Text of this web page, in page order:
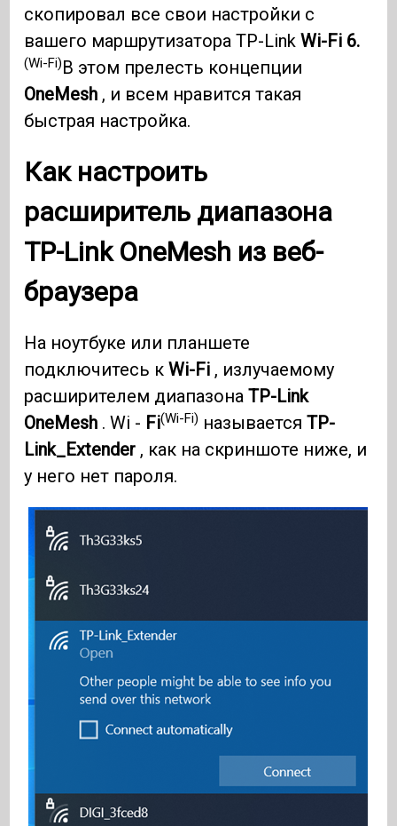
скопировал все свои настройки с
вашего маршрутизатора TP-LinkWi-Fi 6.
(Wi-Fi)В этом прелесть концепции
OneMesh , и всем нравится такая
быстрая настройка.
Как настроить
расширитель диапазона
TP-Link OneMesh из веб-
браузера
На ноутбуке или планшете
подключитесь кWi-Fi , излучаемому
расширителем диапазонаTP-Link
OneMesh . Wi - Fi(Wi-Fi) называетсяTP-
Link_Extender , как на скриншоте ниже, и
у него нет пароля.